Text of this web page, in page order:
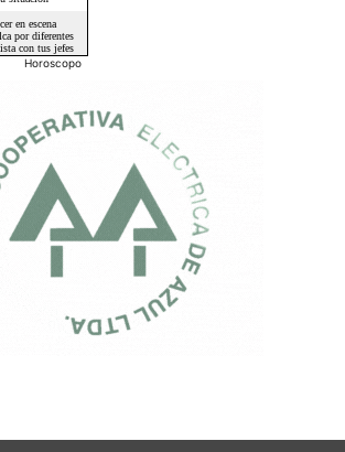
Horoscopo